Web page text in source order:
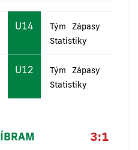
U14 Tým
Zápasy
Statistiky
U12 Tým
Zápasy
Statistiky
3:1